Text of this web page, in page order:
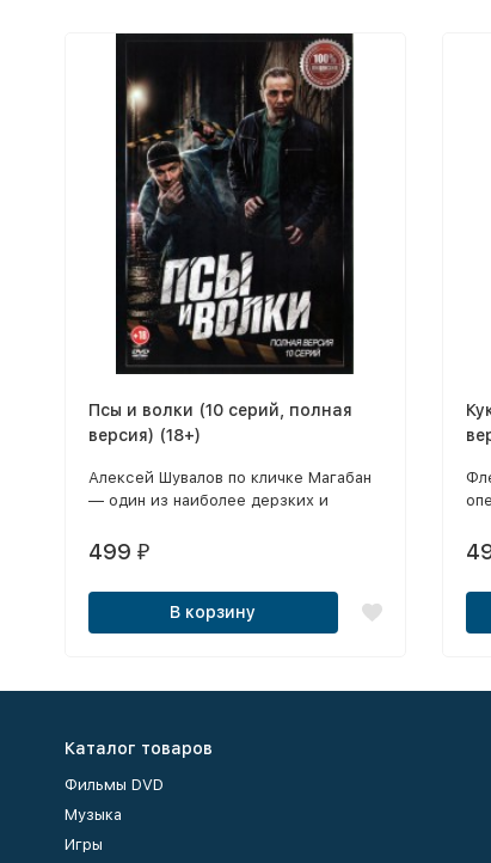
Псы и волки (10 серий, полная
версия) (18+)
Алексей Шувалов по кличке Магабан
— один из наиболее дерзких и
но слишком человечный для
499 ₽
В корзину
Каталог товаров
Фильмы DVD
Музыка
Игры